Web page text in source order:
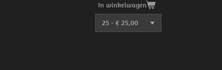
In winkelwagen